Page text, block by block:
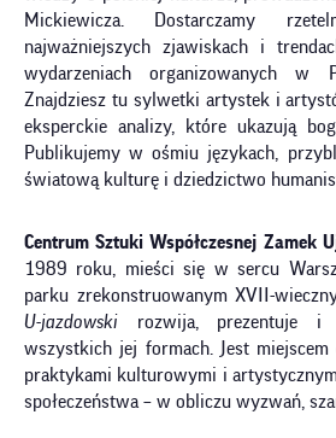
Mickiewicza. Dostarczamy
najważniejszych zjawiskach i
wydarzeniach organizowanych
Znajdziesz tu sylwetki artystek i
eksperckie analizy, które ukazują
Publikujemy w ośmiu językach,
światową kulturę i dziedzictwo
Centrum Sztuki Współczesnej Zamek
1989 roku, mieści się w sercu
parku zrekonstruowanym XVII-
U-jazdowski rozwija, prezentuje i
wszystkich jej formach. Jest
praktykami kulturowymi i
społeczeństwa – w obliczu wyzwań,